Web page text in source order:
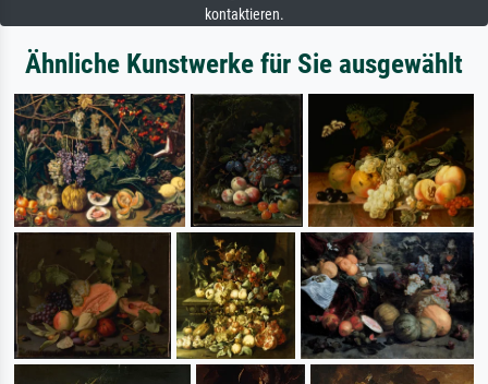
kontaktieren.
Ähnliche Kunstwerke für Sie ausgewählt